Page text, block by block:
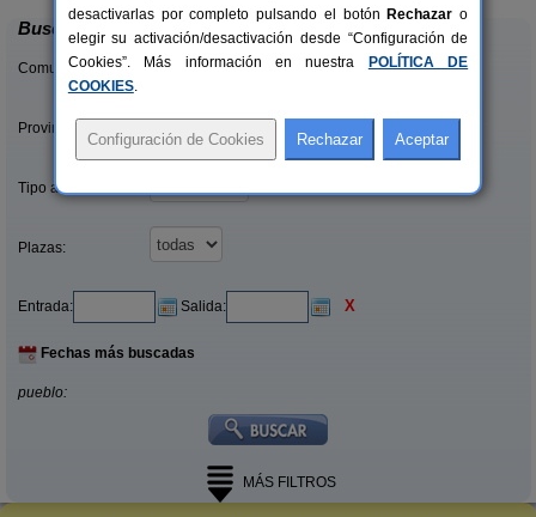
Buscar
Comunidades:
Provincias/Islas:
Tipo alquiler:
Plazas:
Entrada: Salida: X
Fechas más buscadas
pueblo:
MÁS FILTROS
desactivarlas por completo pulsando el botón Rechazar o
elegir su activación/desactivación desde “Configuración de
Cookies”. Más información en nuestra
POLÍTICA DE
COOKIES.